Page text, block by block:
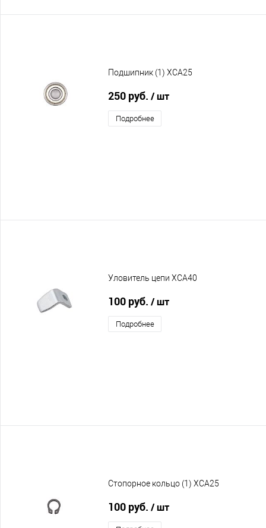
Подшипник (1) XCA25
250 руб. / шт
Подробнее
Уловитель цепи XCA40
100 руб. / шт
Подробнее
Стопорное кольцо (1) XCA25
100 руб. / шт